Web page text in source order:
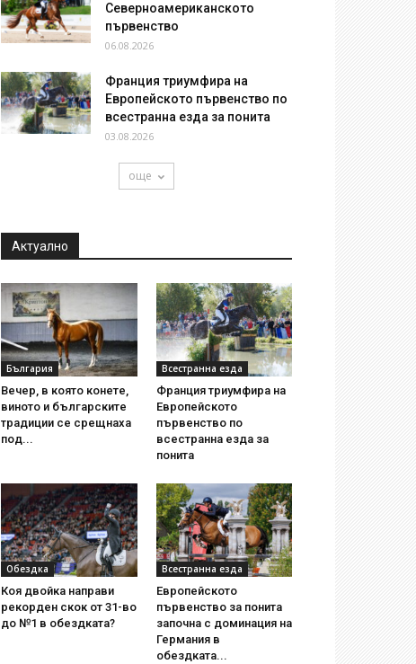
Северноамериканското
първенство
06.08.2026
Франция триумфира на
Европейското първенство по
всестранна езда за понита
03.08.2026
още
Актуално
България
Вечер, в която конете,
виното и българските
традиции се срещнаха
под...
Всестранна езда
Франция триумфира на
Европейското
първенство по
всестранна езда за
понита
Обездка
Коя двойка направи
рекорден скок от 31-во
до №1 в обездката?
Всестранна езда
Европейското
първенство за понита
започна с доминация на
Германия в
обездката...